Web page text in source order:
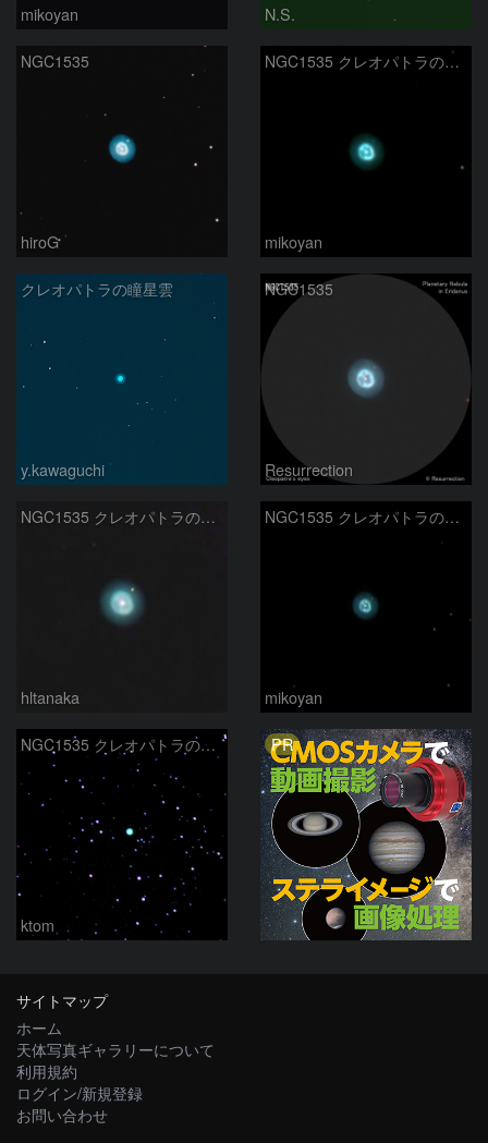
mikoyan N.S.
NGC1535
hiroG
NGC1535 クレオパトラの瞳星雲
mikoyan
クレオパトラの瞳星雲
y.kawaguchi
NGC1535
Resurrection
NGC1535 クレオパトラの瞳 エリダヌス座
hltanaka
NGC1535 クレオパトラの瞳星雲
mikoyan
NGC1535 クレオパトラの瞳星雲 2023 1/19
ktom
PR
サイトマップ
ホーム
天体写真ギャラリーについて
利用規約
ログイン/新規登録
お問い合わせ